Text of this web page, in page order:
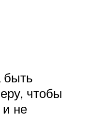
чтобы
и не